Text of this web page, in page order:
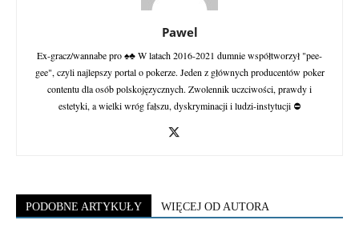
Pawel
Ex-gracz/wannabe pro ♠♣ W latach 2016-2021 dumnie współtworzył "pee-
gee", czyli najlepszy portal o pokerze. Jeden z głównych producentów poker
contentu dla osób polskojęzycznych. Zwolennik uczciwości, prawdy i
estetyki, a wielki wróg fałszu, dyskryminacji i ludzi-instytucji ⛔
PODOBNE ARTYKUŁY WIĘCEJ OD AUTORA